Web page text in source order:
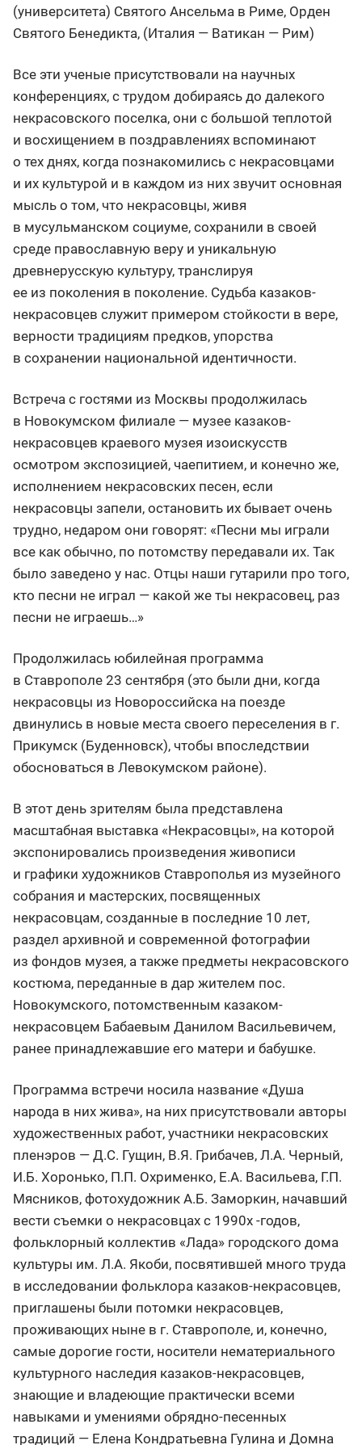
(университета) Святого Ансельма в Риме, Орден
Святого Бенедикта, (Италия — Ватикан — Рим)
Все эти ученые присутствовали на научных
конференциях, с трудом добираясь до далекого
некрасовского поселка, они с большой теплотой
и восхищением в поздравлениях вспоминают
о тех днях, когда познакомились с некрасовцами
и их культурой и в каждом из них звучит основная
мысль о том, что некрасовцы, живя
в мусульманском социуме, сохранили в своей
среде православную веру и уникальную
древнерусскую культуру, транслируя
ее из поколения в поколение. Судьба казаков-
некрасовцев служит примером стойкости в вере,
верности традициям предков, упорства
в сохранении национальной идентичности.
Встреча с гостями из Москвы продолжилась
в Новокумском филиале — музее казаков-
некрасовцев краевого музея изоискусств
осмотром экспозицией, чаепитием, и конечно же,
исполнением некрасовских песен, если
некрасовцы запели, остановить их бывает очень
трудно, недаром они говорят: «Песни мы играли
все как обычно, по потомству передавали их. Так
было заведено у нас. Отцы наши гутарили про того,
кто песни не играл — какой же ты некрасовец, раз
песни не играешь…»
Продолжилась юбилейная программа
в Ставрополе 23 сентября (это были дни, когда
некрасовцы из Новороссийска на поезде
двинулись в новые места своего переселения в г.
Прикумск (Буденновск), чтобы впоследствии
обосноваться в Левокумском районе).
В этот день зрителям была представлена
масштабная выставка «Некрасовцы», на которой
экспонировались произведения живописи
и графики художников Ставрополья из музейного
собрания и мастерских, посвященных
некрасовцам, созданные в последние 10 лет,
раздел архивной и современной фотографии
из фондов музея, а также предметы некрасовского
костюма, переданные в дар жителем пос.
Новокумского, потомственным казаком-
некрасовцем Бабаевым Данилом Васильевичем,
ранее принадлежавшие его матери и бабушке.
Программа встречи носила название «Душа
народа в них жива», на них присутствовали авторы
художественных работ, участники некрасовских
пленэров — Д.С. Гущин, В.Я. Грибачев, Л.А. Черный,
И.Б. Хоронько, П.П. Охрименко, Е.А. Васильева, Г.П.
Мясников, фотохудожник А.Б. Заморкин, начавший
вести съемки о некрасовцах с 1990х -годов,
фольклорный коллектив «Лада» городского дома
культуры им. Л.А. Якоби, посвятившей много труда
в исследовании фольклора казаков-некрасовцев,
приглашены были потомки некрасовцев,
проживающих ныне в г. Ставрополе, и, конечно,
самые дорогие гости, носители нематериального
культурного наследия казаков-некрасовцев,
знающие и владеющие практически всеми
навыками и умениями обрядно-песенных
традиций — Елена Кондратьевна Гулина и Домна